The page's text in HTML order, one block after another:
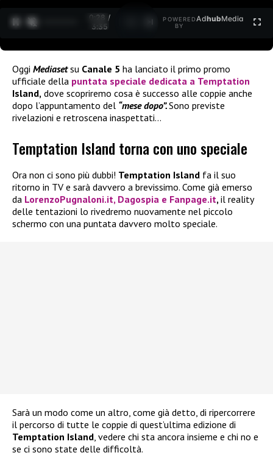
0:29 /
3:35
POWERED
BY
AdhubMedia
Oggi Mediasetsu Canale 5 ha lanciato il primo promo
ufficiale della puntata speciale dedicata a Temptation
Island, dove scopriremo cosa è successo alle coppie anche
dopo l’appuntamento del “mese dopo”.Sono previste
rivelazioni e retroscena inaspettati…
Temptation Island torna con uno speciale
Ora non ci sono più dubbi! Temptation Island fa il suo
ritorno in TV e sarà davvero a brevissimo. Come già emerso
da LorenzoPugnaloni.it, Dagospia e Fanpage.it,il reality
delle tentazioni lo rivedremo nuovamente nel piccolo
schermo con una puntata davvero molto speciale.
Sarà un modo come un altro, come già detto, di ripercorrere
il percorso di tutte le coppie di quest’ultima edizione di
Temptation Island, vedere chi sta ancora insieme e chi no e
se ci sono state delle difficoltà.